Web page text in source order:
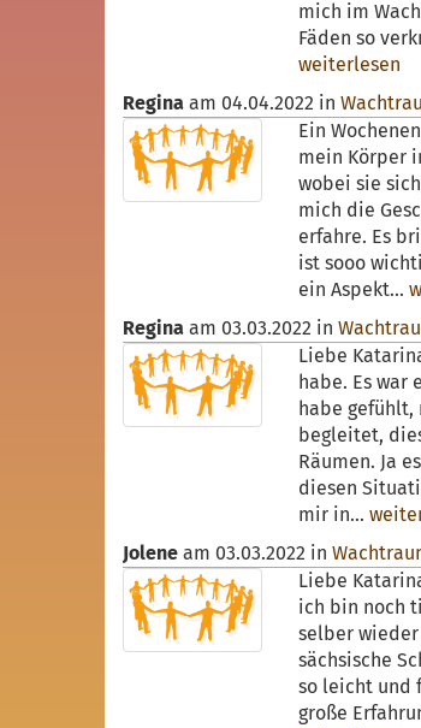
mich im
Fäden so
weiterlesen
Regina am 04.04.2022 in
Ein
mein Körper
wobei sie
mich die
erfahre. Es
ist sooo
ein Aspekt...
Regina am 03.03.2022 in
Liebe
habe. Es
habe gefühlt,
begleitet,
Räumen. Ja
diesen
mir in...
Jolene am 03.03.2022 in
Liebe
ich bin noch
selber
sächsische
so leicht und
große